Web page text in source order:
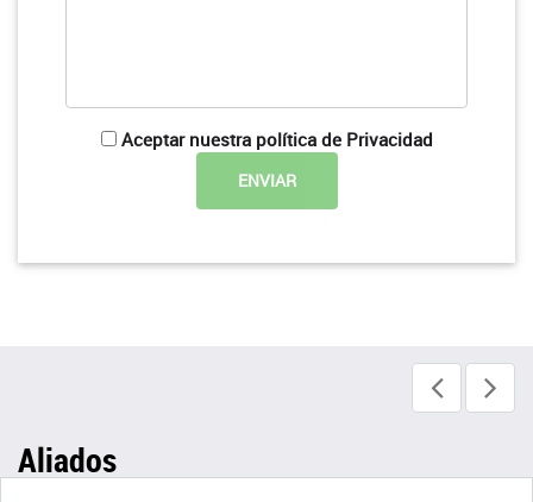
Aceptar nuestra política de Privacidad
Aliados